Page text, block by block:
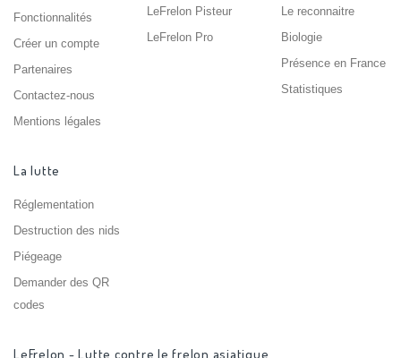
Fonctionnalités
Créer un compte
Partenaires
Contactez-nous
Mentions légales
LeFrelon Pisteur
LeFrelon Pro
Le reconnaitre
Biologie
Présence en France
Statistiques
La lutte
Réglementation
Destruction des nids
Piégeage
Demander des QR
codes
LeFrelon - Lutte contre le frelon asiatique